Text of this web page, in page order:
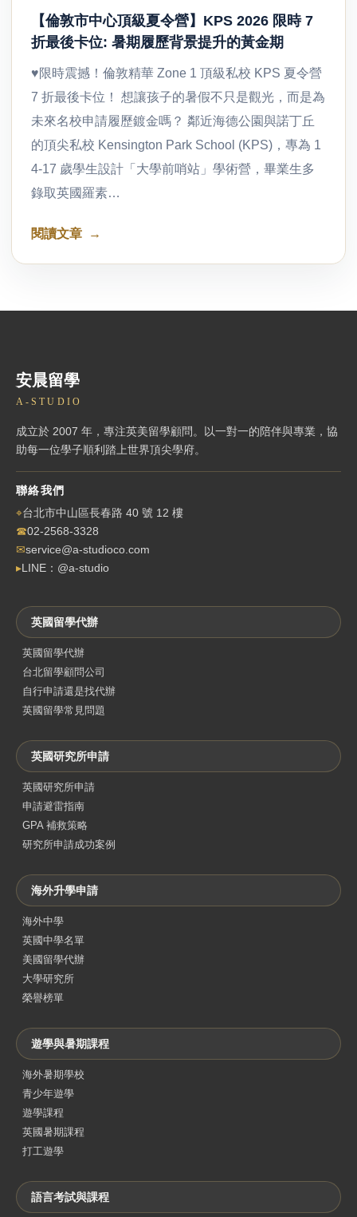
【倫敦市中心頂級夏令營】KPS 2026 限時 7
折最後卡位: 暑期履歷背景提升的黃金期
♥限時震撼！倫敦精華 Zone 1 頂級私校 KPS 夏令營
7 折最後卡位！ 想讓孩子的暑假不只是觀光，而是為
未來名校申請履歷鍍金嗎？ 鄰近海德公園與諾丁丘
的頂尖私校 Kensington Park School (KPS)，專為 1
4-17 歲學生設計「大學前哨站」學術營，畢業生多
錄取英國羅素…
閱讀文章
安晨留學
A-STUDIO
成立於 2007 年，專注英美留學顧問。以一對一的陪伴與專業，協
助每一位學子順利踏上世界頂尖學府。
聯絡我們
⌖台北市中山區長春路 40 號 12 樓
☎02-2568-3328
✉service@a-studioco.com
▸LINE：@a-studio
英國留學代辦
英國留學代辦
台北留學顧問公司
自行申請還是找代辦
英國留學常見問題
英國研究所申請
英國研究所申請
申請避雷指南
GPA 補救策略
研究所申請成功案例
海外升學申請
海外中學
英國中學名單
美國留學代辦
大學研究所
榮譽榜單
遊學與暑期課程
海外暑期學校
青少年遊學
遊學課程
英國暑期課程
打工遊學
語言考試與課程